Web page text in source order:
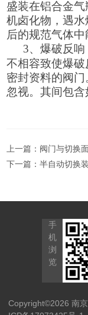
盛装在铝合金
机卤化物，遇
后的规范气体中
3、爆破反响
不相容致使爆
密封资料的阀
忽视。其间包含
上一篇： 阀门与切换
下一篇：半自动切换
手
机
浏
览
Copyright©2026 南